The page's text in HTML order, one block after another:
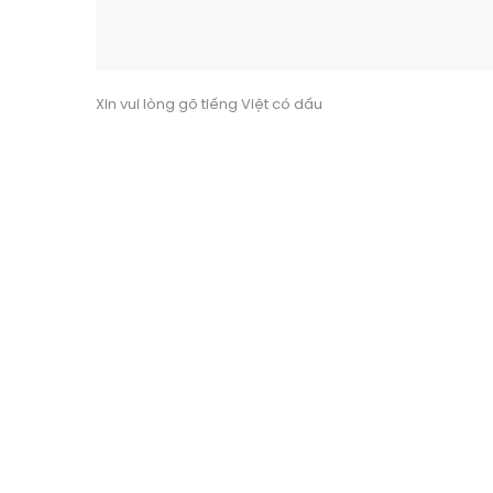
Xin vui lòng gõ tiếng Việt có dấu